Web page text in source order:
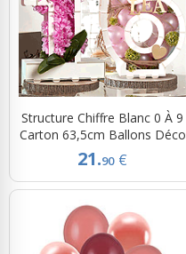
Structure Chiffre Blanc 0 À 9
Carton 63,5cm Ballons Déco
21.90 €